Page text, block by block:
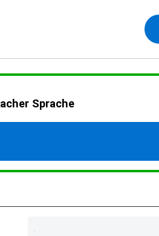
Sprache